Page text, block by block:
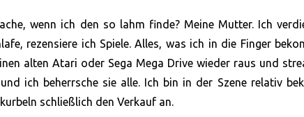
wenn ich den so lahm finde? Meine Mutter. Ich
rezensiere ich Spiele. Alles, was ich in die Finger
alten Atari oder Sega Mega Drive wieder raus und
ich beherrsche sie alle. Ich bin in der Szene relativ
schließlich den Verkauf an.